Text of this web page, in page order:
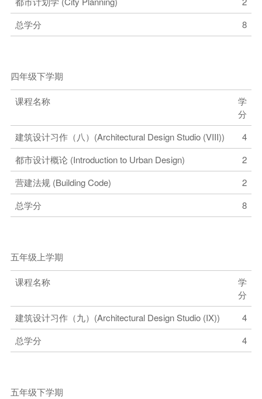
总学分
8
四年级下学期
课程名称
学
分
建筑设计习作（八）(Architectural Design Studio (VIII))
4
都市设计概论 (Introduction to Urban Design)
2
营建法规 (Building Code)
2
总学分
8
五年级上学期
课程名称
学
分
建筑设计习作（九）(Architectural Design Studio (IX))
4
总学分
4
五年级下学期